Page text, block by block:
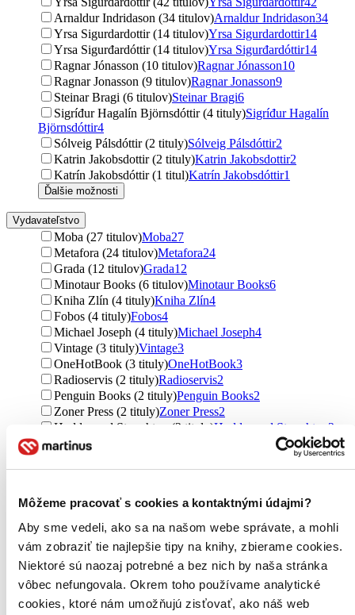
Môžeme pracovať s cookies a kontaktnými údajmi?
Aby sme vedeli, ako sa na našom webe správate, a mohli
vám zobraziť tie najlepšie tipy na knihy, zbierame cookies.
Niektoré sú naozaj potrebné a bez nich by naša stránka
vôbec nefungovala. Okrem toho používame analytické
cookies, ktoré nám umožňujú zisťovať, ako náš web
Arnaldur Indridason (34 titulov)Arnaldur Indridason34
Yrsa Sigurdardottir (14 titulov)Yrsa Sigurdardottir14
Yrsa Sigurđardóttir (14 titulov)Yrsa Sigurđardóttir14
Ragnar Jónasson (10 titulov)Ragnar Jónasson10
Ragnar Jonasson (9 titulov)Ragnar Jonasson9
Steinar Bragi (6 titulov)Steinar Bragi6
Sigríđur Hagalín Björnsdóttir (4 tituly)Sigríđur Hagalín
Björnsdóttir4
Sólveig Pálsdóttir (2 tituly)Sólveig Pálsdóttir2
Katrin Jakobsdottir (2 tituly)Katrin Jakobsdottir2
Katrín Jakobsdóttir (1 titul)Katrín Jakobsdóttir1
Ďalšie možnosti
Vydavateľstvo
Moba (27 titulov)Moba27
Metafora (24 titulov)Metafora24
Grada (12 titulov)Grada12
Minotaur Books (6 titulov)Minotaur Books6
Kniha Zlín (4 tituly)Kniha Zlín4
Fobos (4 tituly)Fobos4
Michael Joseph (4 tituly)Michael Joseph4
Vintage (3 tituly)Vintage3
OneHotBook (3 tituly)OneHotBook3
Radioservis (2 tituly)Radioservis2
Penguin Books (2 tituly)Penguin Books2
Zoner Press (2 tituly)Zoner Press2
Hodder and Stoughton (2 tituly)Hodder and Stoughton 2
Harvill Secker (2 tituly)
Väzba
pevná väzba (43 titulov) pevná väzba
brožovaná väzba (15 titulov)
brožovaná väzba
15
pevná väzba s prebalom (7 titulov)pevná väzba s
prebalom 7
E-kniha: EPUB (26 titulov)E-kniha: EPUB26